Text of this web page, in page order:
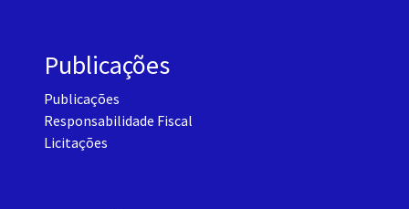
Publicações
Publicações
Responsabilidade Fiscal
Licitações